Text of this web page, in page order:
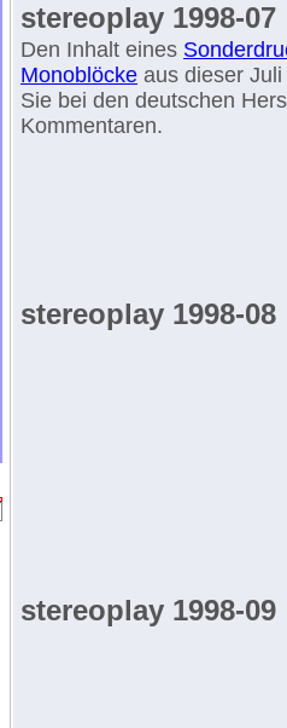
stereoplay 1998-07
Den Inhalt eines
Monoblöcke aus dieser
Sie bei den deutschen
Kommentaren.
stereoplay 1998-08
stereoplay 1998-09